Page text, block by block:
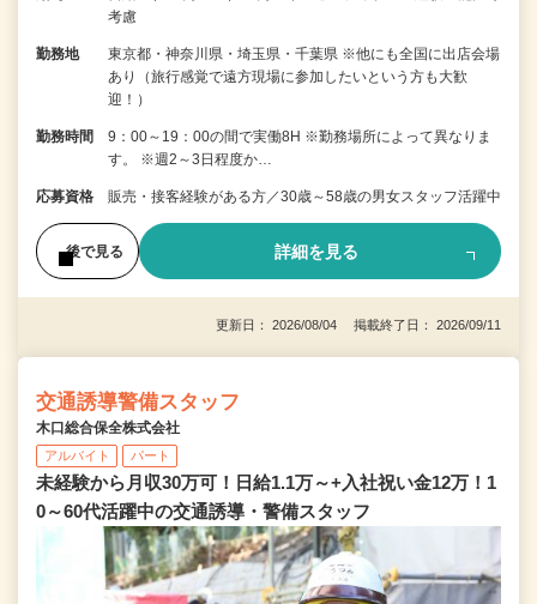
考慮
勤務地
東京都・神奈川県・埼玉県・千葉県 ※他にも全国に出店会場
あり（旅行感覚で遠方現場に参加したいという方も大歓
迎！）
勤務時間
9：00～19：00の間で実働8H ※勤務場所によって異なりま
す。 ※週2～3日程度か…
応募資格 販売・接客経験がある方／30歳～58歳の男女スタッフ活躍中
後で見る 詳細を見る
更新日： 2026/08/04 掲載終了日： 2026/09/11
交通誘導警備スタッフ
木口総合保全株式会社
アルバイト パート
未経験から月収30万可！日給1.1万～+入社祝い金12万！1
0～60代活躍中の交通誘導・警備スタッフ